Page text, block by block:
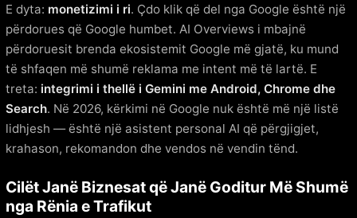
E dyta: monetizimi i ri. Çdo klik që del nga Google është një
përdorues që Google humbet. AI Overviews i mbajnë
përdoruesit brenda ekosistemit Google më gjatë, ku mund
të shfaqen më shumë reklama me intent më të lartë. E
treta: integrimi i thellë i Gemini me Android, Chrome dhe
Search. Në 2026, kërkimi në Google nuk është më një listë
lidhjesh — është një asistent personal AI që përgjigjet,
krahason, rekomandon dhe vendos në vendin tënd.
Cilët Janë Biznesat që Janë Goditur Më Shumë
nga Rënia e Trafikut